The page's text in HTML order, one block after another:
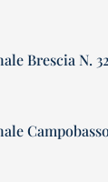
Brescia N.